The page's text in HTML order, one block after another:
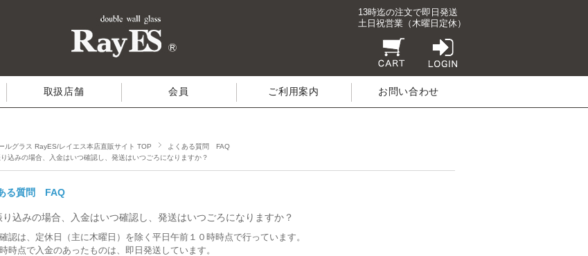
13時迄の注文で即日発送
土日祝営業（木曜日定休）
取扱店舗 会員 ご利用案内 お問い合わせ
ルグラス RayES/レイエス本店直販サイト TOP
よくある質問 FAQ
込みの場合、入金はいつ確認し、発送はいつごろになりますか？
る質問 FAQ
込みの場合、入金はいつ確認し、発送はいつごろになりますか？
認は、定休日（主に木曜日）を除く平日午前１０時時点で行っています。
時点で入金のあったものは、即日発送しています。